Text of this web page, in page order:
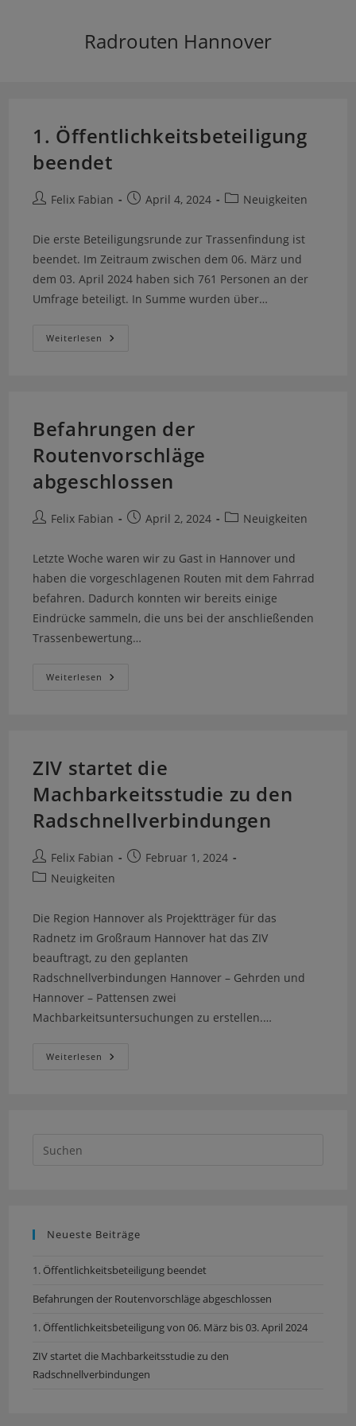
Radrouten Hannover
1. Öffentlichkeitsbeteiligung
beendet
Felix Fabian April 4, 2024 Neuigkeiten
Die erste Beteiligungsrunde zur Trassenfindung ist
beendet. Im Zeitraum zwischen dem 06. März und
dem 03. April 2024 haben sich 761 Personen an der
Umfrage beteiligt. In Summe wurden über…
Weiterlesen
Befahrungen der
Routenvorschläge
abgeschlossen
Felix Fabian April 2, 2024 Neuigkeiten
Letzte Woche waren wir zu Gast in Hannover und
haben die vorgeschlagenen Routen mit dem Fahrrad
befahren. Dadurch konnten wir bereits einige
Eindrücke sammeln, die uns bei der anschließenden
Trassenbewertung…
Weiterlesen
ZIV startet die
Machbarkeitsstudie zu den
Radschnellverbindungen
Felix Fabian
Februar 1, 2024
Neuigkeiten
Die Region Hannover als Projektträger für das
Radnetz im Großraum Hannover hat das ZIV
beauftragt, zu den geplanten
Radschnellverbindungen Hannover – Gehrden und
Hannover – Pattensen zwei
Machbarkeitsuntersuchungen zu erstellen.…
Weiterlesen
Neueste Beiträge
1. Öffentlichkeitsbeteiligung beendet
Befahrungen der Routenvorschläge abgeschlossen
1. Öffentlichkeitsbeteiligung von 06. März bis 03. April 2024
ZIV startet die Machbarkeitsstudie zu den
Radschnellverbindungen